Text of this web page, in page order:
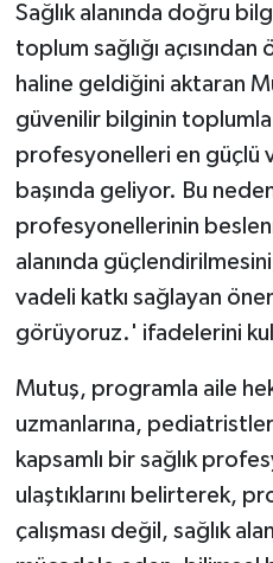
Sağlık alanında doğru
toplum sağlığı
haline geldiğini aktaran
güvenilir bilginin toplumla
profesyonelleri en güçlü
başında geliyor. Bu
profesyonellerinin
alanında
vadeli katkı sağlayan
görüyoruz.' ifadelerini
Mutuş, programla aile
uzmanlarına,
kapsamlı bir sağlık
ulaştıklarını belirterek,
çalışması değil, sağlık